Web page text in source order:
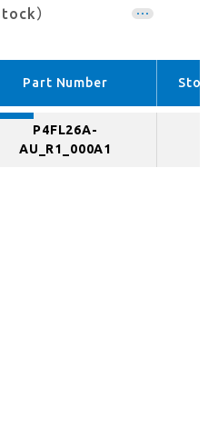
）
Part Number Stock
P4FL26A-
AU_R1_000A1